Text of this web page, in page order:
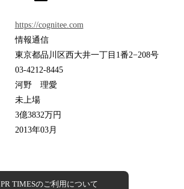
https://cognitee.com
情報通信
東京都品川区西大井一丁目1番2−208号
03-4212-8445
河野 理愛
未上場
3億3832万円
2013年03月
PR TIMESのご利用について